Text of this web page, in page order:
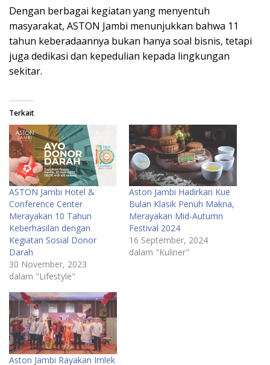
Dengan berbagai kegiatan yang menyentuh
masyarakat, ASTON Jambi menunjukkan bahwa 11
tahun keberadaannya bukan hanya soal bisnis, tetapi
juga dedikasi dan kepedulian kepada lingkungan
sekitar.
Terkait
ASTON Jambi Hotel &
Conference Center
Merayakan 10 Tahun
Keberhasilan dengan
Kegiatan Sosial Donor
Darah
30 November, 2023
dalam "Lifestyle"
Aston Jambi Hadirkan Kue
Bulan Klasik Penuh Makna,
Merayakan Mid-Autumn
Festival 2024
16 September, 2024
dalam "Kuliner"
Aston Jambi Rayakan Imlek